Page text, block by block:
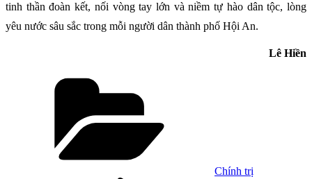
tinh thần đoàn kết, nối vòng tay lớn và niềm tự hào dân tộc, lòng
yêu nước sâu sắc trong mỗi người dân thành phố Hội An.
Lê Hiền
Chính trị